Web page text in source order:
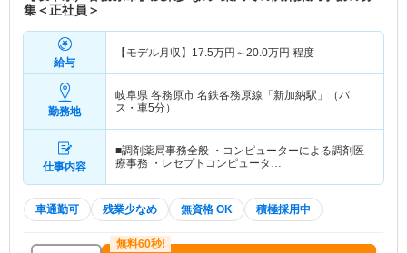
集＜正社員＞
給与
【モデル月収】 17.5万円～20.0万円 程度
勤務地
岐阜県 各務原市 名鉄各務原線「新加納駅」（バ
ス・車5分）
仕事内容
■調剤薬局事務全般 ・コンピューターによる調剤医
療事務 ・レセプトコンピュータ…
車通勤可 残業少なめ 無資格 OK 積極採用中